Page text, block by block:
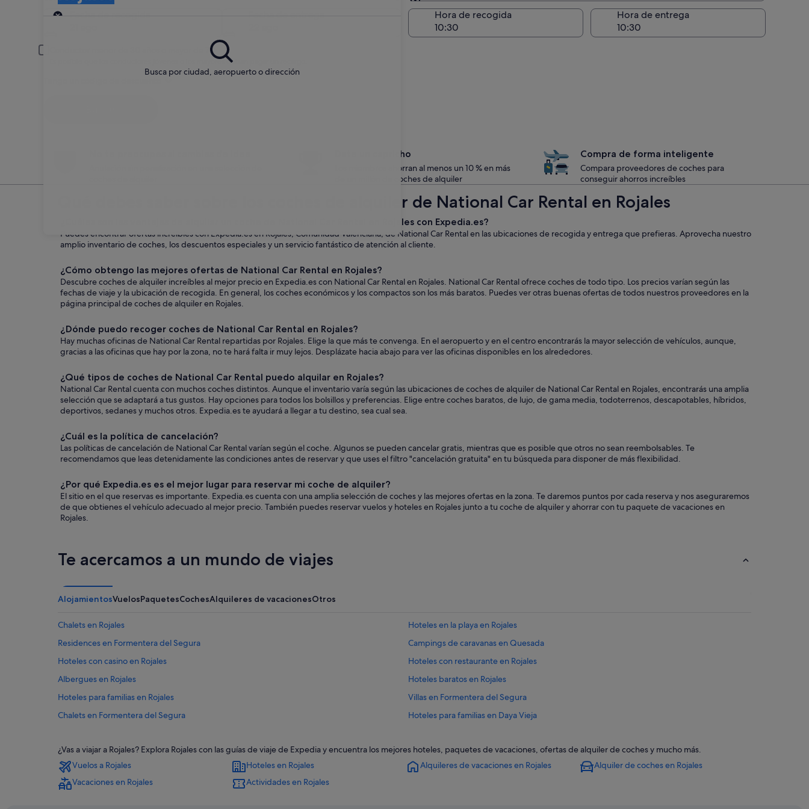
Busca por ciudad, aeropuerto o dirección
Recogida
Entrega en el lugar de recogida
Hora de recogida Hora de entrega
Conductor menor de 30 años o mayor de 70
Es posible que los conductores jóvenes o los mayores deban pagar un recargo.
Date un capricho
Los miembros ahorran al menos un 10 % en más
de un millón de coches de alquiler
Compra de forma inteligente
Compara proveedores de coches para
conseguir ahorros increíbles
Qué debes saber sobre los coches de alquiler de National Car Rental en Rojales
¿Cuáles son las ventajas de alquilar un coche de National Car Rental en Rojales con Expedia.es?
Puedes encontrar ofertas increíbles con Expedia.es en Rojales, Comunidad Valenciana, de National Car Rental en las ubicaciones de recogida y entrega que prefieras. Aprovecha nuestro
amplio inventario de coches, los descuentos especiales y un servicio fantástico de atención al cliente.
¿Cómo obtengo las mejores ofertas de National Car Rental en Rojales?
Descubre coches de alquiler increíbles al mejor precio en Expedia.es con National Car Rental en Rojales. National Car Rental ofrece coches de todo tipo. Los precios varían según las
fechas de viaje y la ubicación de recogida. En general, los coches económicos y los compactos son los más baratos. Puedes ver otras buenas ofertas de todos nuestros proveedores en la
página principal de coches de alquiler en Rojales.
¿Dónde puedo recoger coches de National Car Rental en Rojales?
Hay muchas oficinas de National Car Rental repartidas por Rojales. Elige la que más te convenga. En el aeropuerto y en el centro encontrarás la mayor selección de vehículos, aunque,
gracias a las oficinas que hay por la zona, no te hará falta ir muy lejos. Desplázate hacia abajo para ver las oficinas disponibles en los alrededores.
¿Qué tipos de coches de National Car Rental puedo alquilar en Rojales?
National Car Rental cuenta con muchos coches distintos. Aunque el inventario varía según las ubicaciones de coches de alquiler de National Car Rental en Rojales, encontrarás una amplia
selección que se adaptará a tus gustos. Hay opciones para todos los bolsillos y preferencias. Elige entre coches baratos, de lujo, de gama media, todoterrenos, descapotables, híbridos,
deportivos, sedanes y muchos otros. Expedia.es te ayudará a llegar a tu destino, sea cual sea.
¿Cuál es la política de cancelación?
Las políticas de cancelación de National Car Rental varían según el coche. Algunos se pueden cancelar gratis, mientras que es posible que otros no sean reembolsables. Te
recomendamos que leas detenidamente las condiciones antes de reservar y que uses el filtro "cancelación gratuita" en tu búsqueda para disponer de más flexibilidad.
¿Por qué Expedia.es es el mejor lugar para reservar mi coche de alquiler?
El sitio en el que reservas es importante. Expedia.es cuenta con una amplia selección de coches y las mejores ofertas en la zona. Te daremos puntos por cada reserva y nos aseguraremos
de que obtienes el vehículo adecuado al mejor precio. También puedes reservar vuelos y hoteles en Rojales junto a tu coche de alquiler y ahorrar con tu paquete de vacaciones en
Rojales.
Te acercamos a un mundo de viajes
AlojamientosVuelosPaquetesCochesAlquileres de vacacionesOtros
Chalets en Rojales
Hoteles en la playa en Rojales
Residences en Formentera del Segura
Campings de caravanas en Quesada
Hoteles con casino en Rojales
Hoteles con restaurante en Rojales
Albergues en Rojales
Hoteles baratos en Rojales
Hoteles para familias en Rojales
Villas en Formentera del Segura
Chalets en Formentera del Segura
Hoteles para familias en Daya Vieja
Hoteles de aventura en Rojales
Casas de campo en Rojales
Campings de caravanas en Benijófar
Benijófar hoteles
Hoteles con piscina en Rojales
¿Vas a viajar a Rojales? Explora Rojales con las guías de viaje de Expedia y encuentra los mejores hoteles, paquetes de vacaciones, ofertas de alquiler de coches y mucho más.
Vuelos a Rojales
Hoteles en Rojales Alquileres de vacaciones en Rojales
Alquiler de coches en Rojales
Vacaciones en Rojales
Actividades en Rojales